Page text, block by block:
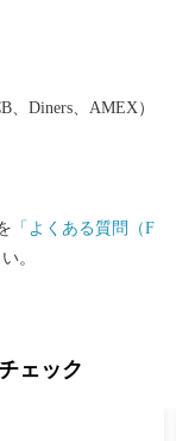
す。
、Diners、AMEX）
「よくある質問（F
。
ェック